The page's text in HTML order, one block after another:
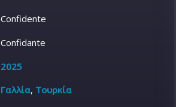
Confidente
Confidante
2025
Γαλλία, Τουρκία